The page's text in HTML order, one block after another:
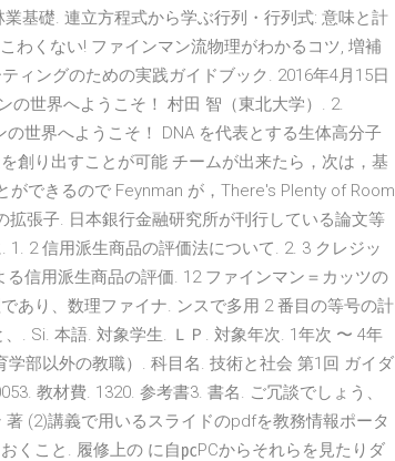
基礎. 連立方程式から学ぶ行列・行列式: 意味と計
わくない! ファインマン流物理がわかるコツ, 増補
ィングのための実践ガイドブック. 2016年4月15日
の世界へようこそ！ 村田 智（東北大学）. 2.
世界へようこそ！ DNA を代表とする生体高分子
創り出すことが可能 チームが出来たら，次は，基
できるので Feynman が，There's Plenty of Room
拡張子. 日本銀行金融研究所が刊行している論文等
2 信用派生商品の評価法について. 2. 3 クレジッ
信用派生商品の評価. 12 ファインマン＝カッツの
あり、数理ファイナ. ンスで多用 2 番目の等号の計
. Si. 本語. 対象学⽣. ＬＰ. 対象年次. 1年次 〜 4年
部以外の教職）. 科⽬名. 技術と社会 第1回 ガイダ
教材費. 1320. 参考書3. 書名. ご冗談でしょう、
(2)講義で⽤いるスライドのpdfを教務情報ポータ
くこと. 履修上の に⾃㍶PCからそれらを⾒たりダ